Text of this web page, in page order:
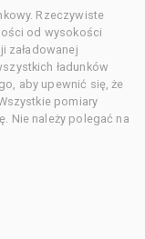
Rzeczywiste
od wysokości
załadowanej
ładunków
aby upewnić się, że
pomiary
Nie należy polegać na